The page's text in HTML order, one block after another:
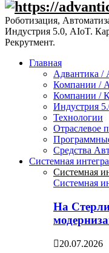
Роботизация,
Индустрия 5.0, AIoT.
Рекрутмент.
Главная
Адвантика /
Компании /
Компании /
Индустрия
Технологии
Отраслевое
Средства
Системная
Системная
Системная
На
20.07.2026